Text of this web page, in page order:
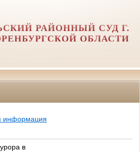
РАЙОННЫЙ СУД Г.
ОБЛАСТИ
информация
в